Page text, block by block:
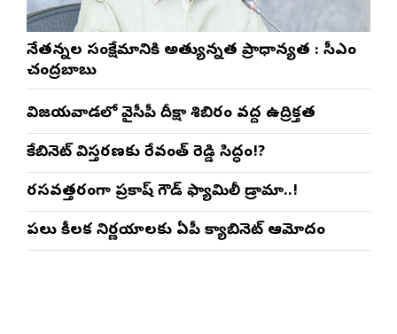
నేతన్నల సంక్షేమానికి అత్యున్నత ప్రాధాన్యత : సీఎం
చంద్రబాబు
విజయవాడలో వైసీపీ దీక్షా శిబిరం వద్ద ఉద్రిక్తత
కేబినెట్ విస్తరణకు రేవంత్ రెడ్డి సిద్ధం!?
రసవత్తరంగా ప్రకాష్ గౌడ్ ఫ్యామిలీ డ్రామా..!
పలు కీలక నిర్ణయాలకు ఏపీ క్యాబినెట్ ఆమోదం